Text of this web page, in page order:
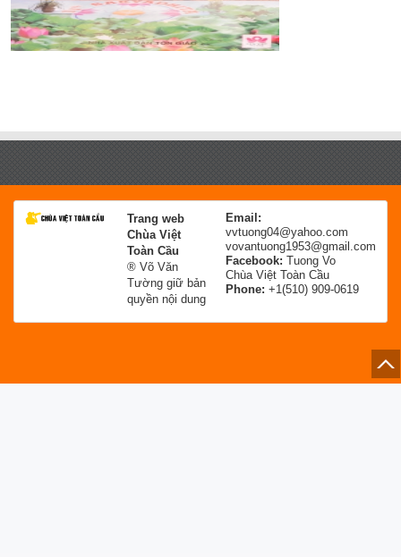
Trang web
Chùa Việt
Toàn Cầu
® Võ Văn
Tường giữ bản
quyền nội dung
Email:
vvtuong04@yahoo.com
vovantuong1953@gmail.com
Facebook: Tuong Vo
Chùa Việt Toàn Cầu
Phone: +1(510) 909-0619